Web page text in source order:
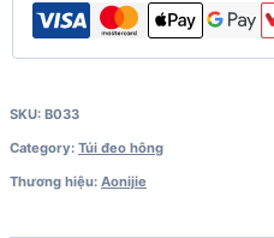
SKU: B033
Category: Túi đeo hông
Thương hiệu: Aonijie